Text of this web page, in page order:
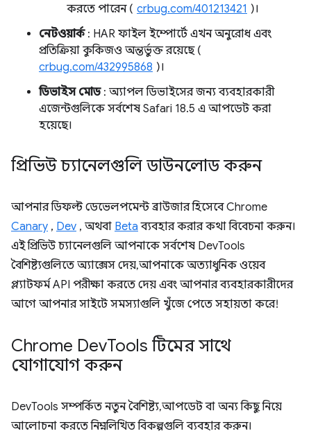
করতে পারেন ( crbug.com/401213421 )।
নেটওয়ার্ক: HAR ফাইল ইম্পোর্টে এখন অনুরোধ এবং
প্রতিক্রিয়া কুকিজও অন্তর্ভুক্ত রয়েছে (
crbug.com/432995868 )।
ডিভাইস মোড: অ্যাপল ডিভাইসের জন্য ব্যবহারকারী
এজেন্টগুলিকে সর্বশেষ Safari 18.5 এ আপডেট করা
হয়েছে।
প্রিভিউ চ্যানেলগুলি ডাউনলোড করুন
আপনার ডিফল্ট ডেভেলপমেন্ট ব্রাউজার হিসেবে Chrome
Canary , Dev , অথবা Beta ব্যবহার করার কথা বিবেচনা করুন।
এই প্রিভিউ চ্যানেলগুলি আপনাকে সর্বশেষ DevTools
বৈশিষ্ট্যগুলিতে অ্যাক্সেস দেয়, আপনাকে অত্যাধুনিক ওয়েব
প্ল্যাটফর্ম API পরীক্ষা করতে দেয় এবং আপনার ব্যবহারকারীদের
আগে আপনার সাইটে সমস্যাগুলি খুঁজে পেতে সহায়তা করে!
Chrome DevTools টিমের সাথে
যোগাযোগ করুন
DevTools সম্পর্কিত নতুন বৈশিষ্ট্য, আপডেট বা অন্য কিছু নিয়ে
আলোচনা করতে নিম্নলিখিত বিকল্পগুলি ব্যবহার করুন।